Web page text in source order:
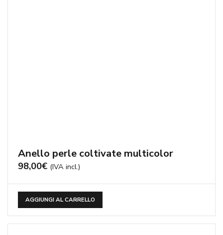
Anello perle coltivate multicolor
98,00€ (IVA incl.)
AGGIUNGI AL CARRELLO